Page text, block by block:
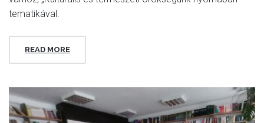
tematikával.
READ MORE